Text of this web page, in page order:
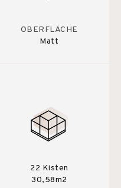
OBERFLÄCHE
Matt
22 Kisten
30,58m2